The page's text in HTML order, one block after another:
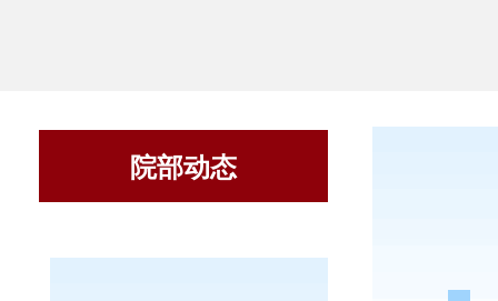
院部动态